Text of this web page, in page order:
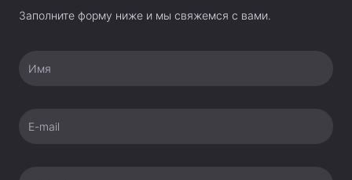
Заполните форму ниже и мы свяжемся с вами.
Имя
E-mail